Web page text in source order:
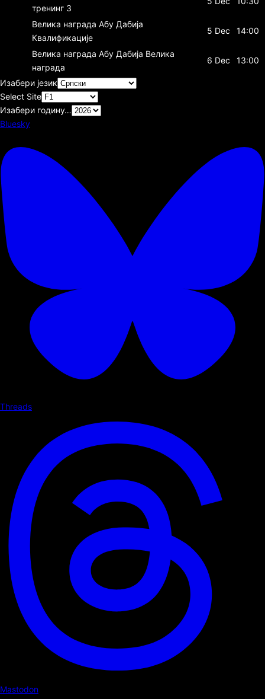
тренинг 3
Велика награда Абу Дабија
Квалификације
5 Dec 14:00
Велика награда Абу Дабија Велика
награда
6 Dec 13:00
Изабери језик
Select Site
Изабери годину…
Bluesky
Threads
Mastodon